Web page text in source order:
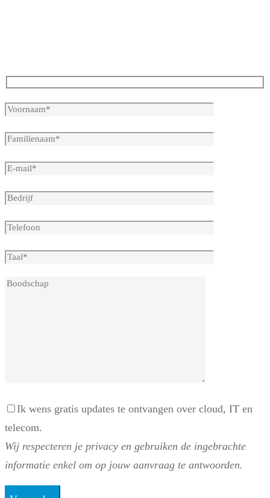
Ik wens gratis updates te ontvangen over cloud, IT en
telecom.
Wij respecteren je privacy en gebruiken de ingebrachte
informatie enkel om op jouw aanvraag te antwoorden.